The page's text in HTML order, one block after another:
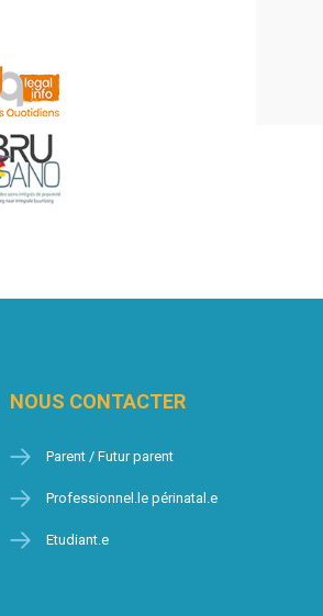
NOUS CONTACTER
Parent / Futur parent
Professionnel.le périnatal.e
Etudiant.e